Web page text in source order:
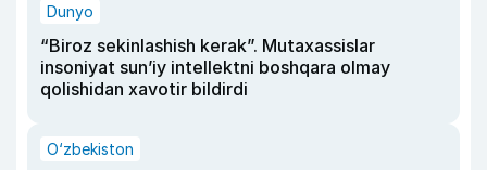
Dunyo
“Biroz sekinlashish kerak”. Mutaxassislar
insoniyat sun’iy intellektni boshqara olmay
qolishidan xavotir bildirdi
O‘zbekiston